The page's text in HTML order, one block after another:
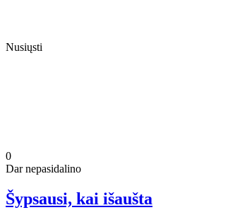
Nusiųsti
0
Dar nepasidalino
Šypsausi, kai išaušta